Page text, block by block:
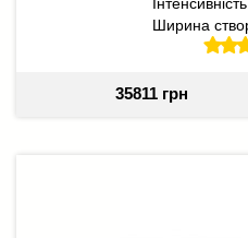
Ширина
35811 грн